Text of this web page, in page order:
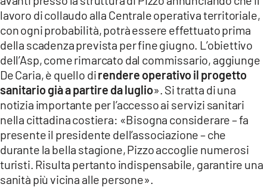
APPLE
lavoro di collaudo alla Centrale operativa territoriale,
con ogni probabilità, potrà essere effettuato prima
della scadenza prevista per fine giugno. L’obiettivo
dell’Asp, come rimarcato dal commissario, aggiunge
De Caria, è quello direndere operativo il progetto
sanitario già a partire da luglio». Si tratta di una
notizia importante per l’accesso ai servizi sanitari
nella cittadina costiera: «Bisogna considerare – fa
presente il presidente dell’associazione – che
durante la bella stagione, Pizzo accoglie numerosi
turisti. Risulta pertanto indispensabile, garantire una
sanità più vicina alle persone».